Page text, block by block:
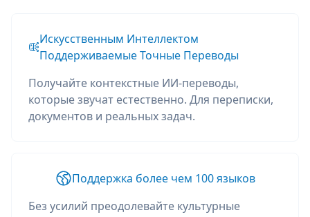
Искусственным Интеллектом
Поддерживаемые Точные Переводы
Получайте контекстные ИИ-переводы,
которые звучат естественно. Для переписки,
документов и реальных задач.
Поддержка более чем 100 языков
Без усилий преодолевайте культурные